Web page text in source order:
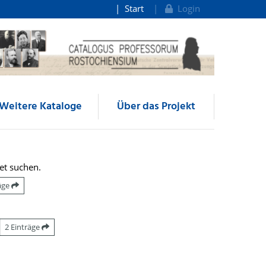
Start Login
Kataloge Über das Projekt
suchen.
2 Einträge